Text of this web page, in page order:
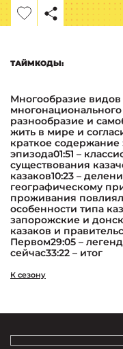
ТАЙМКОДЫ:
Многообразие видов
многонационального
разнообразие и
жить в мире и
краткое содержание
эпизода01:51 –
существования
казаков10:23 –
географическому
проживания
особенности типа
запорожские и
казаков и
Первом29:05 –
сейчас33:22 – итог
К сезону